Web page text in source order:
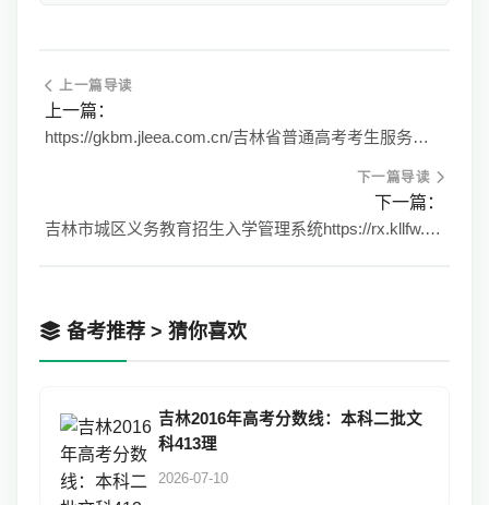
上一篇导读
上一篇：
https://gkbm.jleea.com.cn/吉林省普通高考考生服务平台
下一篇导读
下一篇：
吉林市城区义务教育招生入学管理系统https://rx.kllfw.com/home/home.aspx
备考推荐 > 猜你喜欢
吉林2016年高考分数线：本科二批文
科413理
2026-07-10